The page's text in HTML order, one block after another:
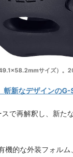
サイズ）。
斬新なデザインの
で再解釈し、新た
機的な外装フォル